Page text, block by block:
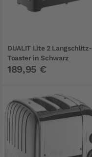
DUALIT Lite 2 Langschlitz-
Toaster in Schwarz
189,95 €